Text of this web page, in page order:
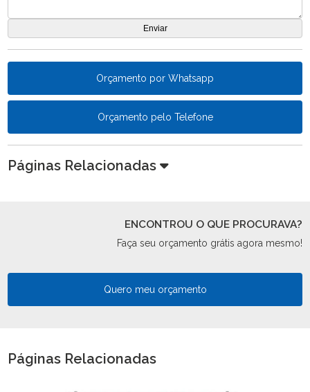
Orçamento por Whatsapp
Orçamento pelo Telefone
Páginas Relacionadas
ENCONTROU O QUE PROCURAVA?
Faça seu orçamento grátis agora mesmo!
Quero meu orçamento
Páginas Relacionadas